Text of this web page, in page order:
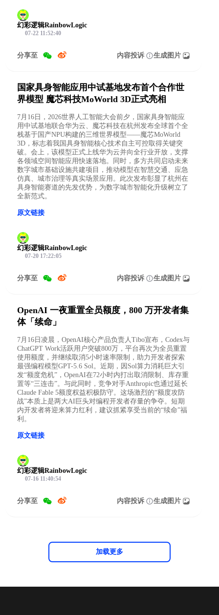
幻彩逻辑RainbowLogic
07-22 11:52:40
分享至 内容投诉 生成图片
国家具身智能应用中试基地发布首个合作世
界模型 魔芯科技MoWorld 3D正式亮相
7月16日，2026世界人工智能大会前夕，国家具身智能应
用中试基地联合华为云、魔芯科技在杭州发布全球首个全
栈基于国产NPU构建的三维世界模型——魔芯MoWorld
3D，标志着我国具身智能核心技术自主可控取得关键突
破。会上，该模型正式上线华为云并向全行业开放，支撑
各领域空间智能应用快速落地。同时，多方共同启动未来
数字城市基础设施共建项目，推动模型在智慧交通、应急
仿真、城市治理等真实场景应用。此次发布彰显了杭州在
具身智能赛道的先发优势，为数字城市智能化升级树立了
全新范式。
原文链接
幻彩逻辑RainbowLogic
07-20 17:22:05
分享至 内容投诉 生成图片
OpenAI 一夜重置全员额度，800 万开发者集
体「续命」
7月16日凌晨，OpenAI核心产品负责人Tibo宣布，Codex与
ChatGPT Work活跃用户突破800万，平台再次为全员重置
使用额度，并继续取消5小时速率限制，助力开发者探索
最强编程模型GPT-5.6 Sol。近期，因Sol算力消耗巨大引
发“额度危机”，OpenAI在72小时内打出取消限制、库存重
置等“三连击”。与此同时，竞争对手Anthropic也通过延长
Claude Fable 5额度权益积极防守。这场激烈的“额度攻防
战”本质上是两大AI巨头对编程开发者存量的争夺。短期
内开发者将迎来算力红利，建议抓紧享受当前的“续命”福
利。
原文链接
幻彩逻辑RainbowLogic
07-16 11:40:54
分享至 内容投诉 生成图片
加载更多